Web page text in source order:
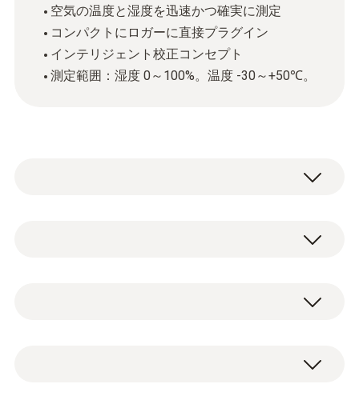
空気の温度と湿度を迅速かつ確実に測定
コンパクトにロガーに直接プラグイン
インテリジェント校正コンセプト
測定範囲：湿度 0～100%。温度 -30～+50℃。
温湿度ショートプローブは、保管倉庫、冷蔵
プローブを直接プラグインするため、計測